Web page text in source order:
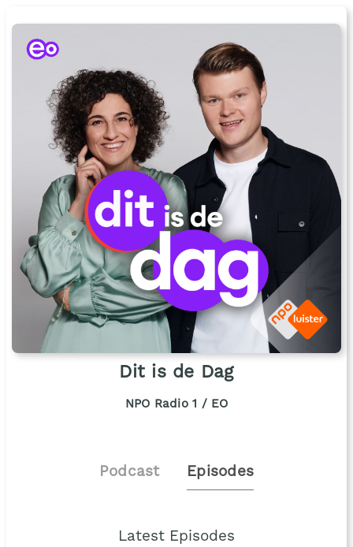
Dit is de Dag
NPO Radio 1 / EO
Podcast Episodes
Latest Episodes